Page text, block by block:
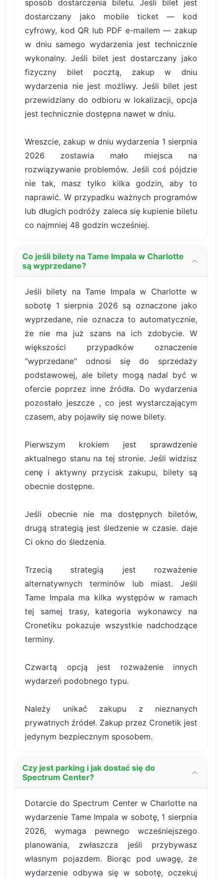
sposób dostarczenia biletu. Jeśli bilet jest
dostarczany jako mobile ticket — kod
cyfrowy, kod QR lub PDF e-mailem — zakup
w dniu samego wydarzenia jest technicznie
wykonalny. Jeśli bilet jest dostarczany jako
fizyczny bilet pocztą, zakup w dniu
wydarzenia nie jest możliwy. Jeśli bilet jest
przewidziany do odbioru w lokalizacji, opcja
jest technicznie dostępna nawet w dniu.
Wreszcie, zakup w dniu wydarzenia 1 sierpnia
2026 zostawia mało miejsca na
rozwiązywanie problemów. Jeśli coś pójdzie
nie tak, masz tylko kilka godzin, aby to
naprawić. W przypadku ważnych programów
lub długich podróży zaleca się kupienie biletu
co najmniej 48 godzin wcześniej.
Co jeśli bilety na Tame Impala w Charlotte
są wyprzedane?
Jeśli bilety na Tame Impala w Charlotte w
sobotę 1 sierpnia 2026 są oznaczone jako
wyprzedane, nie oznacza to automatycznie,
że nie ma już szans na ich zdobycie. W
większości przypadków oznaczenie
"wyprzedane" odnosi się do sprzedaży
podstawowej, ale bilety mogą nadal być w
ofercie poprzez inne źródła. Do wydarzenia
pozostało jeszcze , co jest wystarczającym
czasem, aby pojawiły się nowe bilety.
Pierwszym krokiem jest sprawdzenie
aktualnego stanu na tej stronie. Jeśli widzisz
cenę i aktywny przycisk zakupu, bilety są
obecnie dostępne.
Jeśli obecnie nie ma dostępnych biletów,
drugą strategią jest śledzenie w czasie. daje
Ci okno do śledzenia.
Trzecią strategią jest rozważenie
alternatywnych terminów lub miast. Jeśli
Tame Impala ma kilka występów w ramach
tej samej trasy, kategoria wykonawcy na
Cronetiku pokazuje wszystkie nadchodzące
terminy.
Czwartą opcją jest rozważenie innych
wydarzeń podobnego typu.
Należy unikać zakupu z nieznanych
prywatnych źródeł. Zakup przez Cronetik jest
jedynym bezpiecznym sposobem.
Czy jest parking i jak dostać się do
Spectrum Center?
Dotarcie do Spectrum Center w Charlotte na
wydarzenie Tame Impala w sobotę, 1 sierpnia
2026, wymaga pewnego wcześniejszego
planowania, zwłaszcza jeśli przybywasz
własnym pojazdem. Biorąc pod uwagę, że
wydarzenie odbywa się w sobotę, oczekuj